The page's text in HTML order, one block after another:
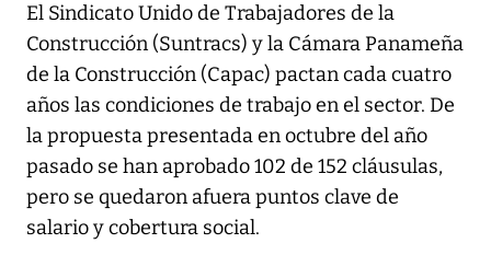
El Sindicato Unido de Trabajadores de la
Construcción (Suntracs) y la Cámara Panameña
de la Construcción (Capac) pactan cada cuatro
años las condiciones de trabajo en el sector. De
la propuesta presentada en octubre del año
pasado se han aprobado 102 de 152 cláusulas,
pero se quedaron afuera puntos clave de
salario y cobertura social.